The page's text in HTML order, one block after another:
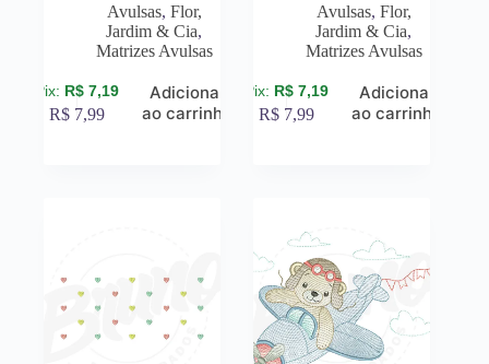
Avulsas, Flor,
Jardim & Cia,
Matrizes Avulsas
R$ 7,19
R$ 7,99
Adicionar
ao carrinho
Avulsas, Flor,
Jardim & Cia,
Matrizes Avulsas
R$ 7,19
R$ 7,99
Adicionar
ao carrinho